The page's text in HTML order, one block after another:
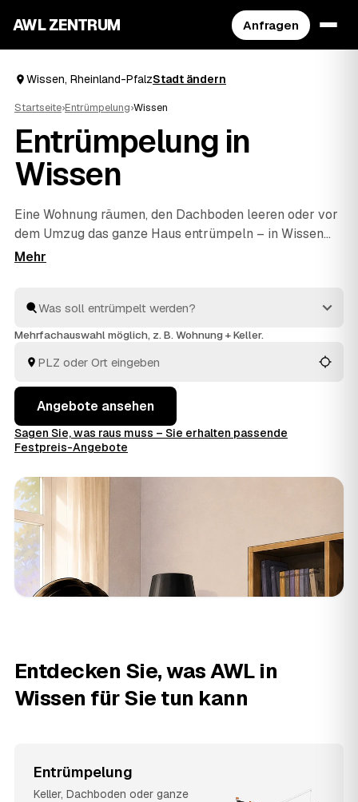
AWL ZENTRUM Anfragen
Wissen, Rheinland-PfalzStadt ändern
Startseite›Entrümpelung›Wissen
Entrümpelung in
Wissen
Eine Wohnung räumen, den Dachboden leeren oder vor
dem Umzug das ganze Haus entrümpeln – in Wissen
müssen Sie sich dafür nicht selbst auf die Suche nach
geprüften Anbietern aus der Umgebung. Egal ob kleiner
Auftrag oder kompletteHaushaltsauflösung
entsorgt.
Mehrfachauswahl möglich, z. B. Wohnung + Keller.
Angebote ansehen
Sagen Sie, was raus muss – Sie erhalten passende
Festpreis-Angebote
Entdecken Sie, was AWL in
Wissen für Sie tun kann
Entrümpelung
Keller, Dachboden oder ganze